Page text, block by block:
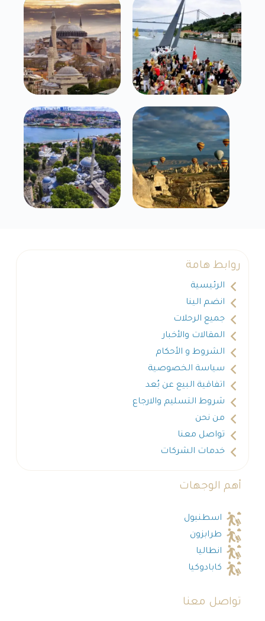
روابط هامة
الرئيسية
انضم الينا
جميع الرحلات
المقالات والأخبار
الشروط و الأحكام
سياسة الخصوصية
اتفاقية البيع عن بُعد
شروط التسليم والارجاع
من نحن
تواصل معنا
خدمات الشركات
أهم الوجهات
اسطنبول
طرابزون
انطاليا
كابادوكيا
تواصل معنا